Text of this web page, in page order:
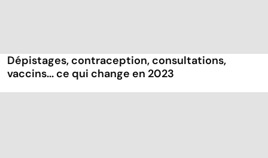
Dépistages, contraception, consultations,
vaccins... ce qui change en 2023